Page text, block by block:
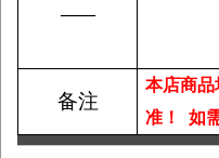
——
备注
本店商
准！
如